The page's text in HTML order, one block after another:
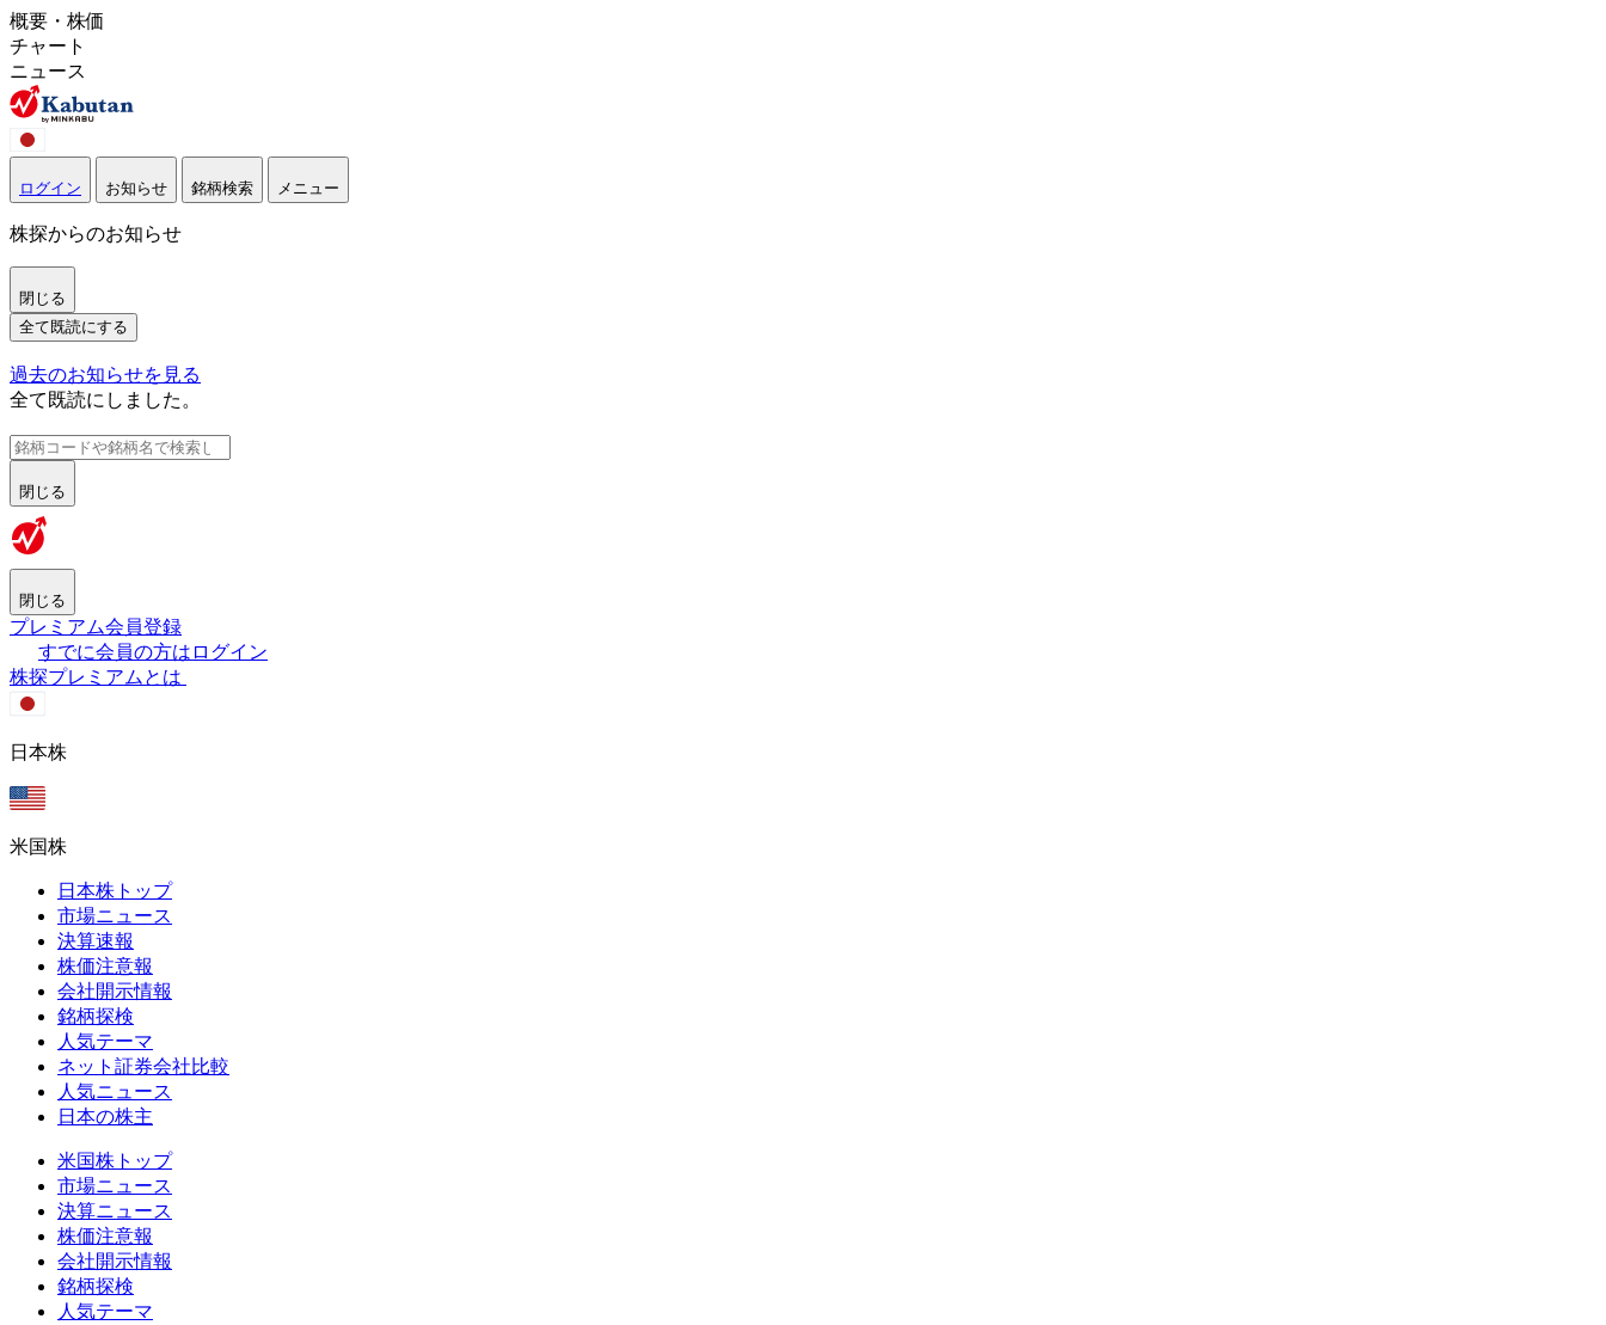
概要・株価
チャート
ニュース
ログイン お知らせ 銘柄検索 メニュー
株探からのお知らせ
閉じる
全て既読にする
過去のお知らせを見る
全て既読にしました。
閉じる
閉じる
プレミアム会員登録
すでに会員の方はログイン
株探プレミアムとは
日本株
米国株
日本株トップ
市場ニュース
決算速報
株価注意報
会社開示情報
銘柄探検
人気テーマ
ネット証券会社比較
人気ニュース
日本の株主
米国株トップ
市場ニュース
決算ニュース
株価注意報
会社開示情報
銘柄探検
人気テーマ